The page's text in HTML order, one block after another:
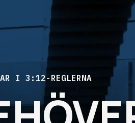
I 3:12-REGLERNA